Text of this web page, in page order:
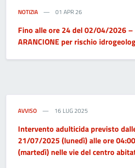
NOTIZIA 01 APR 26
Fino alle ore 24 del 02/04/2026 –
ARANCIONE per rischio
AVVISO 16 LUG 2025
Intervento adulticida previsto
21/07/2025 (lunedì) alle ore
(martedì) nelle vie del centro